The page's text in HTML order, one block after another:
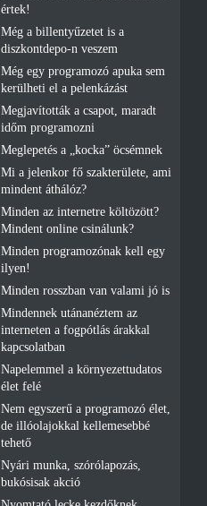
értek!
Még a billentyűzetet is a
diszkontdepo-n veszem
Még egy programozó apuka sem
kerülheti el a pelenkázást
Megjavították a csapot, maradt
időm programozni
Meglepetés a „kocka” öcsémnek
Mi a jelenkor fő szakterülete, ami
mindent áthálóz?
Minden az internetre költözött?
Mindent online csinálunk?
Minden programozónak kell egy
ilyen!
Minden rosszban van valami jó is
Mindennek utánanéztem az
interneten a fogpótlás árakkal
kapcsolatban
Napelemmel a környezettudatos
élet felé
Nem egyszerű a programozó élet,
de illóolajokkal kellemesebbé
tehető
Nyári munka, szórólapozás,
bukósisak akció